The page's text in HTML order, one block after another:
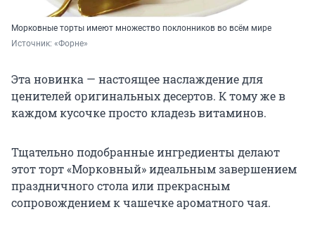
Морковные торты имеют множество поклонников во всём мире
Источник: «Форне»
Эта новинка — настоящее наслаждение для
ценителей оригинальных десертов. К тому же в
каждом кусочке просто кладезь витаминов.
Тщательно подобранные ингредиенты делают
этот торт «Морковный» идеальным завершением
праздничного стола или прекрасным
сопровождением к чашечке ароматного чая.